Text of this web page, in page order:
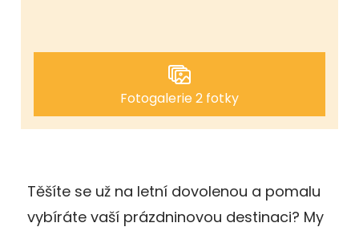
Fotogalerie 2 fotky
Těšíte se už na letní dovolenou a pomalu
vybíráte vaší prázdninovou destinaci? My